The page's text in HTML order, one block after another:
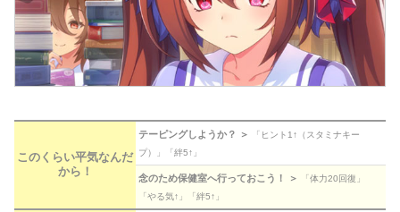
このくらい平気なんだ
から！
テーピングしようか？ ＞
「ヒント1↑（スタミナキー
プ）」「絆5↑」
念のため保健室へ行っておこう！ ＞
「体力20回復」
「やる気↑」「絆5↑」